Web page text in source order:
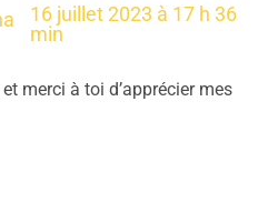
16 juillet 2023 à 17 h 36
min
merci à toi d’apprécier mes